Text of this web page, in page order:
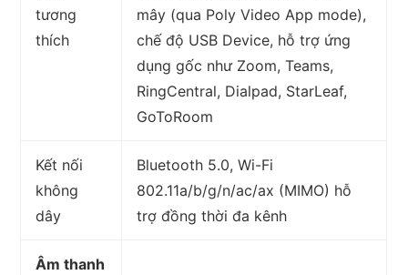
tương
thích
mây (qua Poly Video App mode),
chế độ USB Device, hỗ trợ ứng
dụng gốc như Zoom, Teams,
RingCentral, Dialpad, StarLeaf,
GoToRoom
Kết nối
không
dây
Bluetooth 5.0, Wi-Fi
802.11a/b/g/n/ac/ax (MIMO) hỗ
trợ đồng thời đa kênh
Âm thanh